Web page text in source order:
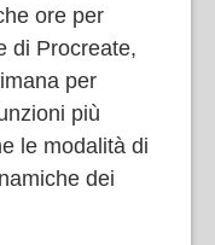
ore per
di Procreate,
per
più
le modalità di
dei